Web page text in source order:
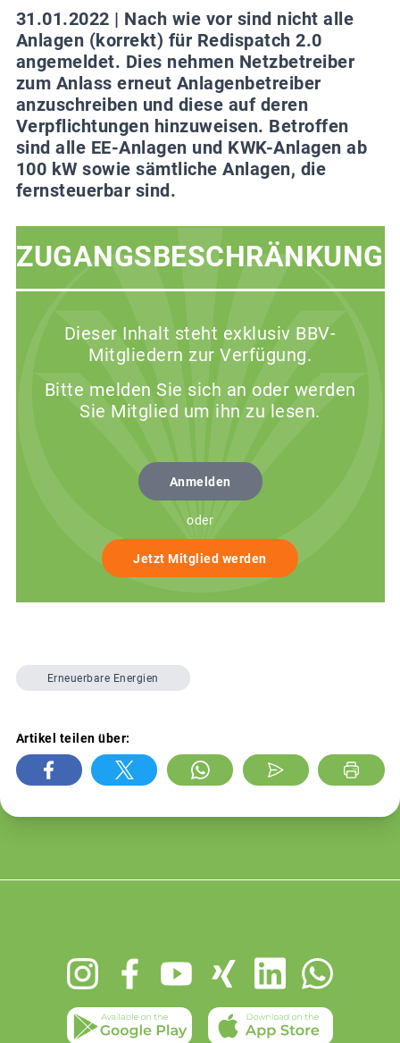
31.01.2022 | Nach wie vor sind nicht alle
Anlagen (korrekt) für Redispatch 2.0
angemeldet. Dies nehmen Netzbetreiber
zum Anlass erneut Anlagenbetreiber
anzuschreiben und diese auf deren
Verpflichtungen hinzuweisen. Betroffen
sind alle EE-Anlagen und KWK-Anlagen ab
100 kW sowie sämtliche Anlagen, die
fernsteuerbar sind.
ZUGANGSBESCHRÄNKUNG
Dieser Inhalt steht exklusiv BBV-
Mitgliedern zur Verfügung.
Bitte melden Sie sich an oder werden
Sie Mitglied um ihn zu lesen.
Anmelden
oder
Jetzt Mitglied werden
Erneuerbare Energien
Artikel teilen über: